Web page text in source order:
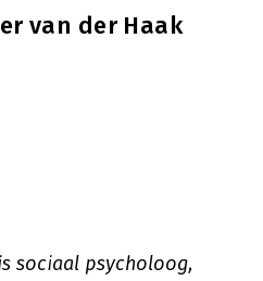
van der Haak
sociaal psycholoog,